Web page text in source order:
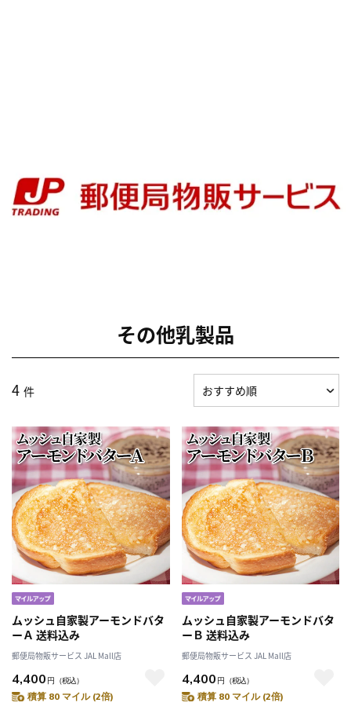
その他乳製品
4 件
ムッシュ自家製アーモンドバタ
ーＡ 送料込み
郵便局物販サービス JAL Mall店
4,400 円 （税込）
積算 80 マイル (2倍)
ムッシュ自家製アーモンドバタ
ーＢ 送料込み
郵便局物販サービス JAL Mall店
4,400 円 （税込）
積算 80 マイル (2倍)